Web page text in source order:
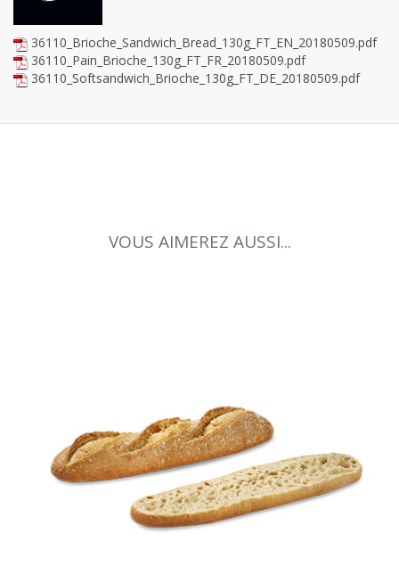
36110_Brioche_Sandwich_Bread_130g_FT_EN_20180509.pdf
36110_Pain_Brioche_130g_FT_FR_20180509.pdf
36110_Softsandwich_Brioche_130g_FT_DE_20180509.pdf
VOUS AIMEREZ AUSSI...